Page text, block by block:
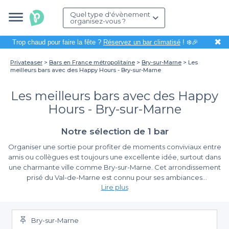
Quel type d'évènement
organisez-vous ?
Trop chaud pour faire la fête ? Réservez un bar climatisé! ❄️🎉 ✖
Privateaser Bars en France métropolitaine Bry-sur-Marne
Les
meilleurs bars avec des Happy Hours - Bry-sur-Marne
Les meilleurs bars avec des Happy
Hours - Bry-sur-Marne
Notre sélection de 1 bar
Organiser une sortie pour profiter de moments conviviaux entre
amis ou collègues est toujours une excellente idée, surtout dans
une charmante ville comme Bry-sur-Marne. Cet arrondissement
prisé du Val-de-Marne est connu pour ses ambiances
chaleureuses et ses bars accueillants, où la convivialité est à
établissements vous proposent desHappy Hoursqui
transformeront vos apéritifs en souvenirs inoubliables, tout en
La simplicité de la réservation avec Privateaser
Lorsque vous souhaitez réserver un bar pour profiter des
Lire plus
Bry-sur-Marne